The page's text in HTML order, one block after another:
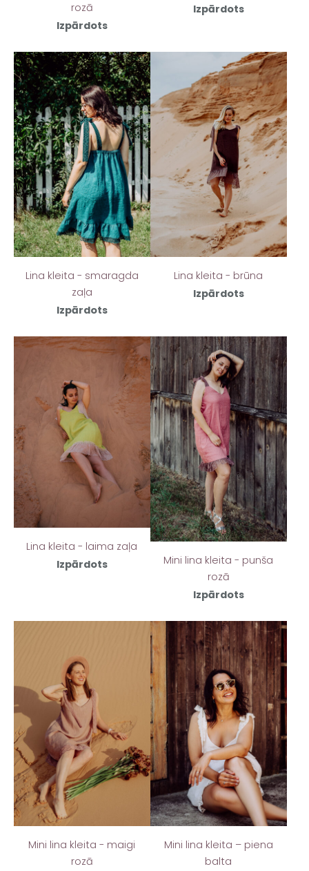
rozā
Izpārdots
Izpārdots
Lina kleita - smaragda
zaļa
Izpārdots
Lina kleita - brūna
Izpārdots
Lina kleita - laima zaļa
Izpārdots
Mini lina kleita - punša
rozā
Izpārdots
Mini lina kleita - maigi
rozā
Mini lina kleita – piena
balta